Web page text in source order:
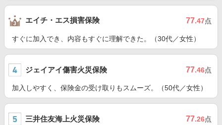
エイチ・エス損害保険 77.47点
すぐに加入でき、内容もすぐに理解できた。（30代／女性）
ジェイアイ傷害火災保険 77.46点
加入しやすく、保険金の受け取りもスムーズ。（50代／女性）
三井住友海上火災保険 77.26点